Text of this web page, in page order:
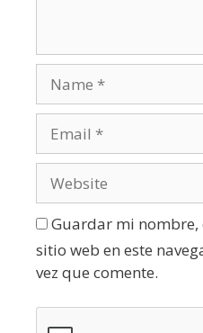
Guardar mi nombre,
sitio web en este
vez que comente.